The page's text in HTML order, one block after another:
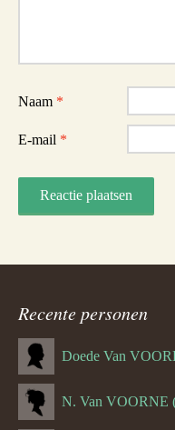
Naam *
E-mail *
Recente personen
N. Van VOORNE